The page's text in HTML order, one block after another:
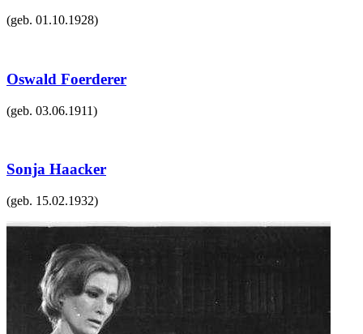
(geb. 01.10.1928)
Oswald Foerderer
(geb. 03.06.1911)
Sonja Haacker
(geb. 15.02.1932)